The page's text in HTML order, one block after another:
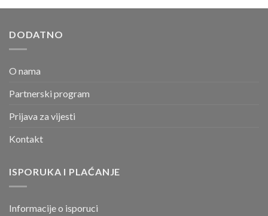
DODATNO
O nama
Partnerski program
Prijava za vijesti
Kontakt
ISPORUKA I PLAĆANJE
Informacije o isporuci